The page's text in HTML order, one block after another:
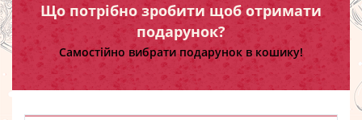
Що потрібно зробити щоб отримати
подарунок?
Самостійно вибрати подарунок в кошику!